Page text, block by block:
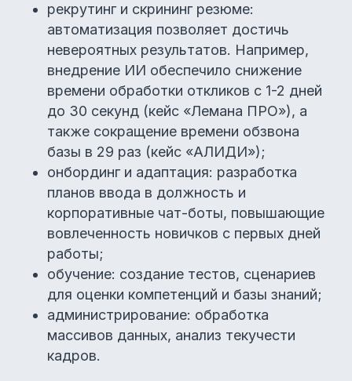
рекрутинг и скрининг резюме:
автоматизация позволяет достичь
невероятных результатов. Например,
внедрение ИИ обеспечило снижение
времени обработки откликов с 1-2 дней
до 30 секунд (кейс «Лемана ПРО»), а
также сокращение времени обзвона
базы в 29 раз (кейс «АЛИДИ»);
онбординг и адаптация: разработка
планов ввода в должность и
корпоративные чат-боты, повышающие
вовлеченность новичков с первых дней
работы;
обучение: создание тестов, сценариев
для оценки компетенций и базы знаний;
администрирование: обработка
массивов данных, анализ текучести
кадров.